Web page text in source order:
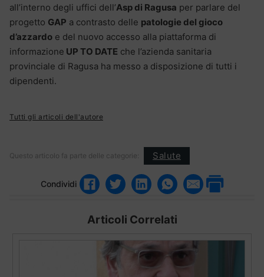
all’interno degli uffici dell’Asp di Ragusa per parlare del
progetto GAP a contrasto delle patologie del gioco
d’azzardo e del nuovo accesso alla piattaforma di
informazione UP TO DATE che l’azienda sanitaria
provinciale di Ragusa ha messo a disposizione di tutti i
dipendenti.
Tutti gli articoli dell'autore
Questo articolo fa parte delle categorie: Salute
Condividi
Articoli Correlati